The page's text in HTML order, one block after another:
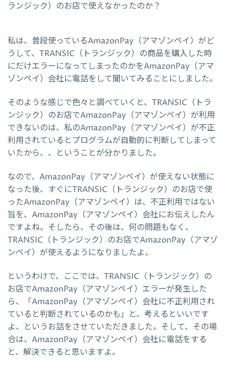
ランジック）のお店で使えなかったのか？
私は、普段使っているAmazonPay（アマゾンペイ）がど
うして、TRANSIC（トランジック）の商品を購入した時
にだけエラーになってしまったのかをAmazonPay（アマ
ゾンペイ）会社に電話をして聞いてみることにしました。
そのような感じで色々と調べていくと、TRANSIC（トラ
ンジック）のお店でAmazonPay（アマゾンペイ）が利用
できないのは、私のAmazonPay（アマゾンペイ）が不正
利用されているとプログラムが自動的に判断してしまって
いたから、、ということが分かりました。
なので、AmazonPay（アマゾンペイ）が使えない状態に
なった後、すぐにTRANSIC（トランジック）のお店で使
ったAmazonPay（アマゾンペイ）は、不正利用ではない
旨を、AmazonPay（アマゾンペイ）会社にお伝えしたん
ですよね。そしたら、その後は、何の問題もなく、
TRANSIC（トランジック）のお店でAmazonPay（アマゾ
ンペイ）が使えるようになりましたよ。
というわけで、ここでは、TRANSIC（トランジック）の
お店でAmazonPay（アマゾンペイ）エラーが発生した
ら、「AmazonPay（アマゾンペイ）会社に不正利用され
ていると判断されているのかも」と、考えるといいです
よ、というお話をさせていただきました。そして、その場
合は、AmazonPay（アマゾンペイ）会社に電話をする
と、解決できると思いますよ。